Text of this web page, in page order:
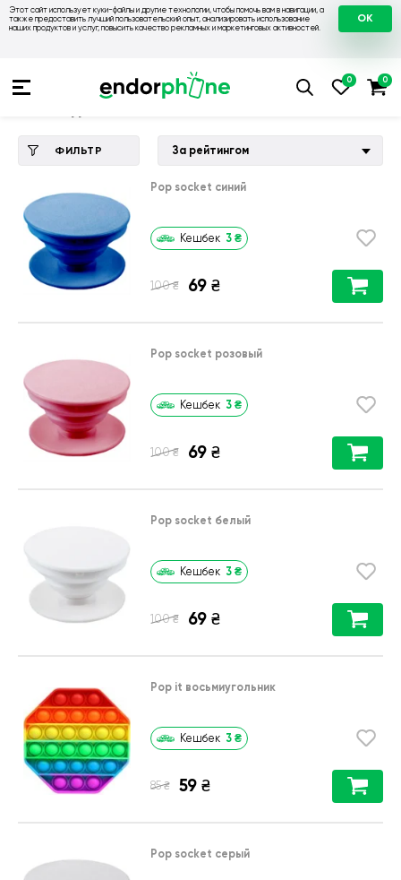
Этот сайт использует куки-файлы и другие технологии, чтобы помочь вам в навигации, а
также предоставить лучший пользовательский опыт, анализировать использование
наших продуктов и услуг, повысить качество рекламных и маркетинговых активностей.
OK
💙 Чехлы на Apple 💛 Чехол для iPhone 5
ФИЛЬТР За рейтингом
Pop socket синий
Кешбек 3 ₴
100 ₴ 69 ₴
Pop socket розовый
Кешбек 3 ₴
100 ₴ 69 ₴
Pop socket белый
Кешбек 3 ₴
100 ₴ 69 ₴
Pop it восьмиугольник
Кешбек 3 ₴
85 ₴ 59 ₴
Pop socket серый